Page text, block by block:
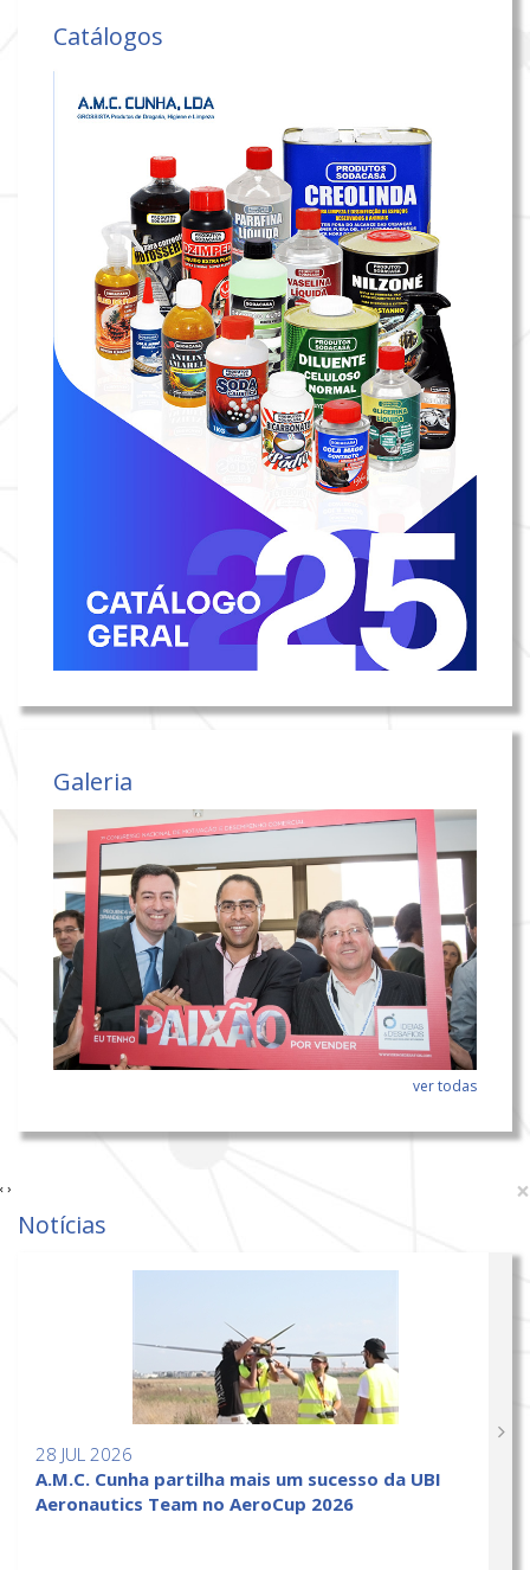
Catálogos
Galeria
ver todas
‹ › ×
Notícias
28 JUL 2026
A.M.C. Cunha partilha mais um sucesso da UBI
Aeronautics Team no AeroCup 2026